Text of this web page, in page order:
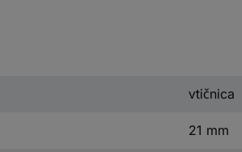
vtičnica
21 mm